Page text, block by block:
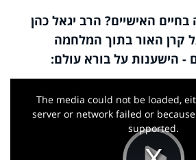
בחיים האישיים? הרב יגאל כהן
קרן האור בתוך המלחמה
- הישענות על בורא עולם:
This
The media could not be loaded,
server or network failed or
supported.